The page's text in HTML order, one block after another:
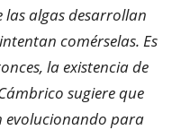
algas desarrollan
comérselas. Es
la existencia de
sugiere que
evolucionando para